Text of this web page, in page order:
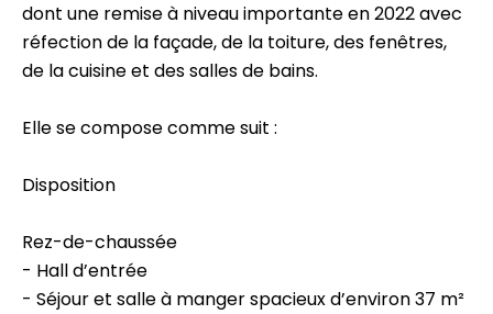
dont une remise à niveau importante en 2022 avec
réfection de la façade, de la toiture, des fenêtres,
de la cuisine et des salles de bains.
Elle se compose comme suit :
Disposition
Rez-de-chaussée
- Hall d’entrée
- Séjour et salle à manger spacieux d’environ 37 m²